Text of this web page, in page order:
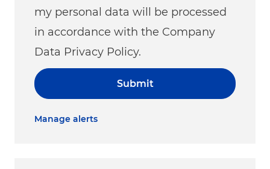
my personal data will be processed
in accordance with the Company
Data Privacy Policy.
Submit
Manage alerts